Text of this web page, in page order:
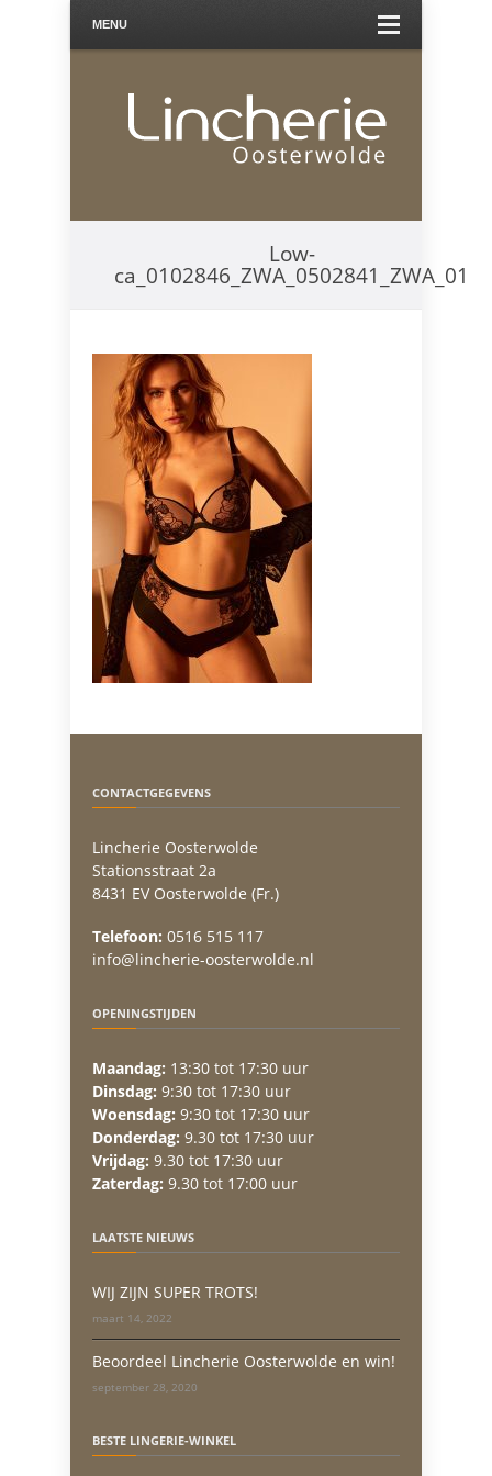
MENU
Low-
ca_0102846_ZWA_0502841_ZWA_01
CONTACTGEGEVENS
Lincherie Oosterwolde
Stationsstraat 2a
8431 EV Oosterwolde (Fr.)
Telefoon: 0516 515 117
info@lincherie-oosterwolde.nl
OPENINGSTIJDEN
Maandag: 13:30 tot 17:30 uur
Dinsdag: 9:30 tot 17:30 uur
Woensdag: 9:30 tot 17:30 uur
Donderdag: 9.30 tot 17:30 uur
Vrijdag: 9.30 tot 17:30 uur
Zaterdag: 9.30 tot 17:00 uur
LAATSTE NIEUWS
WIJ ZIJN SUPER TROTS!
maart 14, 2022
Beoordeel Lincherie Oosterwolde en win!
september 28, 2020
BESTE LINGERIE-WINKEL